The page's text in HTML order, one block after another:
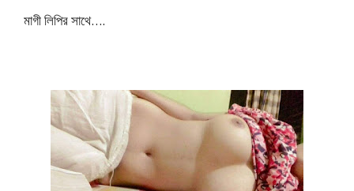
মাগী লিপির সাথে….